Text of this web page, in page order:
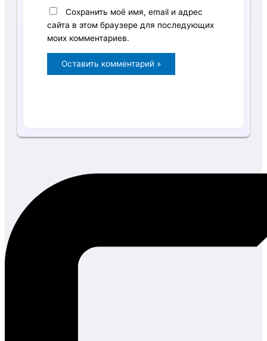
Сохранить моё имя, email и адрес
сайта в этом браузере для последующих
моих комментариев.